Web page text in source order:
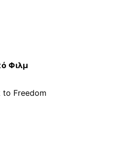
Φιλμ
to Freedom